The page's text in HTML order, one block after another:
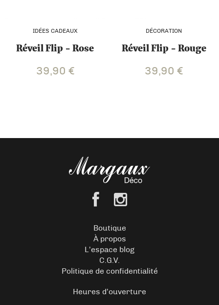
IDÉES CADEAUX
Réveil Flip - Rose
39,90 €
DÉCORATION
Réveil Flip - Rouge
39,90€
Boutique
À propos
L’espace blog
C.G.V.
Politique de confidentialité
Heures d’ouverture